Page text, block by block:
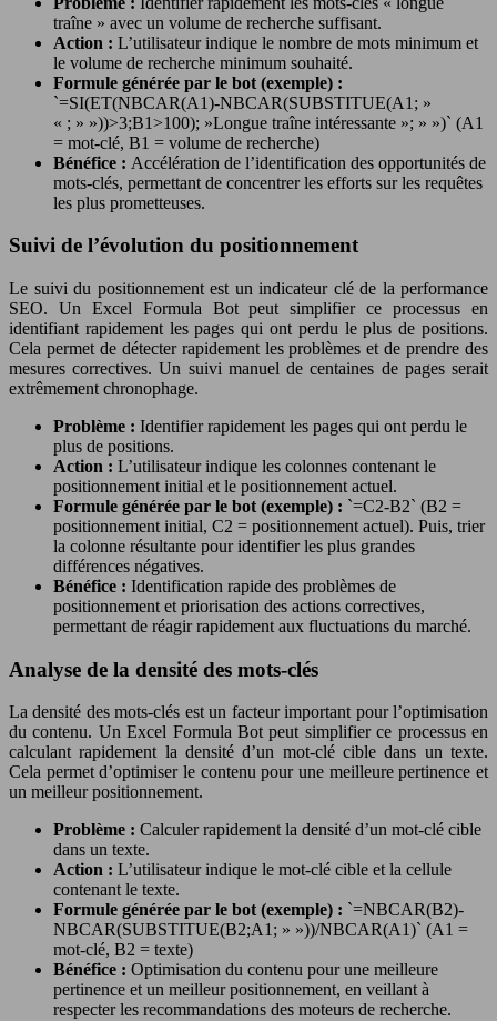
traîne » avec un volume de recherche suffisant.
Action : L’utilisateur indique le nombre de mots minimum et
le volume de recherche minimum souhaité.
Formule générée par le bot (exemple) :
`=SI(ET(NBCAR(A1)-NBCAR(SUBSTITUE(A1; »
« ; » »))>3;B1>100); »Longue traîne intéressante »; » »)` (A1
= mot-clé, B1 = volume de recherche)
Bénéfice : Accélération de l’identification des opportunités de
mots-clés, permettant de concentrer les efforts sur les requêtes
les plus prometteuses.
Suivi de l’évolution du positionnement
Le suivi du positionnement est un indicateur clé de la performance
SEO. Un Excel Formula Bot peut simplifier ce processus en
identifiant rapidement les pages qui ont perdu le plus de positions.
Cela permet de détecter rapidement les problèmes et de prendre des
mesures correctives. Un suivi manuel de centaines de pages serait
extrêmement chronophage.
Problème : Identifier rapidement les pages qui ont perdu le
plus de positions.
Action : L’utilisateur indique les colonnes contenant le
positionnement initial et le positionnement actuel.
Formule générée par le bot (exemple) : `=C2-B2` (B2 =
positionnement initial, C2 = positionnement actuel). Puis, trier
la colonne résultante pour identifier les plus grandes
différences négatives.
Bénéfice : Identification rapide des problèmes de
positionnement et priorisation des actions correctives,
permettant de réagir rapidement aux fluctuations du marché.
Analyse de la densité des mots-clés
La densité des mots-clés est un facteur important pour l’optimisation
du contenu. Un Excel Formula Bot peut simplifier ce processus en
calculant rapidement la densité d’un mot-clé cible dans un texte.
Cela permet d’optimiser le contenu pour une meilleure pertinence et
un meilleur positionnement.
Problème : Calculer rapidement la densité d’un mot-clé cible
dans un texte.
Action : L’utilisateur indique le mot-clé cible et la cellule
contenant le texte.
Formule générée par le bot (exemple) : `=NBCAR(B2)-
NBCAR(SUBSTITUE(B2;A1; » »))/NBCAR(A1)` (A1 =
mot-clé, B2 = texte)
Bénéfice : Optimisation du contenu pour une meilleure
pertinence et un meilleur positionnement, en veillant à
respecter les recommandations des moteurs de recherche.